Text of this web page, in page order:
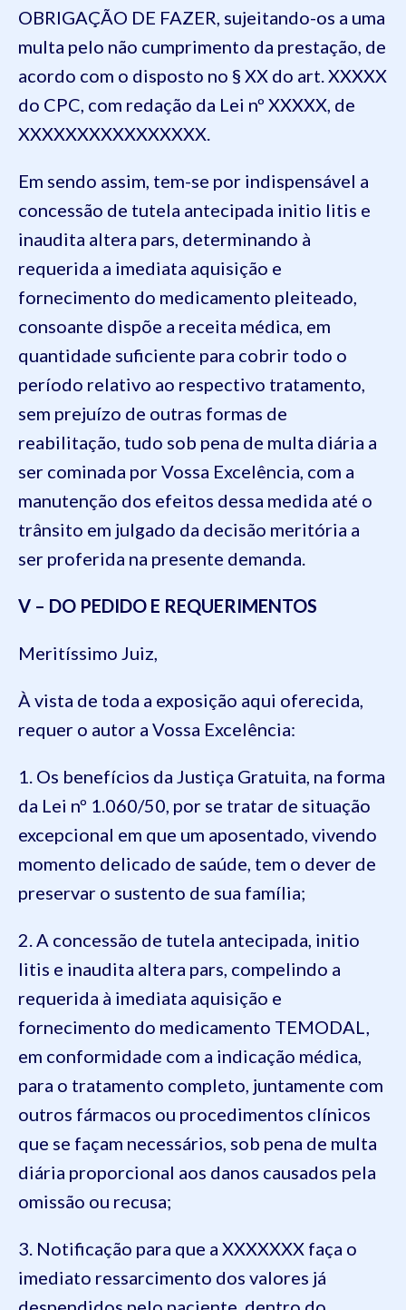
OBRIGAÇÃO DE FAZER, sujeitando-os a uma
multa pelo não cumprimento da prestação, de
acordo com o disposto no § XX do art. XXXXX
do CPC, com redação da Lei nº XXXXX, de
XXXXXXXXXXXXXXXX.
Em sendo assim, tem-se por indispensável a
concessão de tutela antecipada initio litis e
inaudita altera pars, determinando à
requerida a imediata aquisição e
fornecimento do medicamento pleiteado,
consoante dispõe a receita médica, em
quantidade suficiente para cobrir todo o
período relativo ao respectivo tratamento,
sem prejuízo de outras formas de
reabilitação, tudo sob pena de multa diária a
ser cominada por Vossa Excelência, com a
manutenção dos efeitos dessa medida até o
trânsito em julgado da decisão meritória a
ser proferida na presente demanda.
V – DO PEDIDO E REQUERIMENTOS
Meritíssimo Juiz,
À vista de toda a exposição aqui oferecida,
requer o autor a Vossa Excelência:
1. Os benefícios da Justiça Gratuita, na forma
da Lei nº 1.060/50, por se tratar de situação
excepcional em que um aposentado, vivendo
momento delicado de saúde, tem o dever de
preservar o sustento de sua família;
2. A concessão de tutela antecipada, initio
litis e inaudita altera pars, compelindo a
requerida à imediata aquisição e
fornecimento do medicamento TEMODAL,
em conformidade com a indicação médica,
para o tratamento completo, juntamente com
outros fármacos ou procedimentos clínicos
que se façam necessários, sob pena de multa
diária proporcional aos danos causados pela
omissão ou recusa;
3. Notificação para que a XXXXXXX faça o
imediato ressarcimento dos valores já